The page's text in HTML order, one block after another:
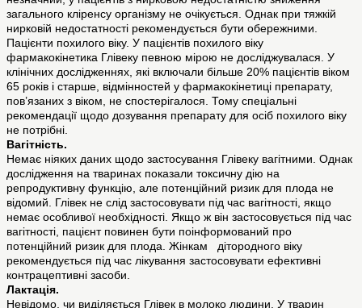
загального кліренсу організму не очікується. Однак при тяжкій
нирковій недостатності рекомендується бути обережними.
Пацієнти похилого віку. У пацієнтів похилого віку
фармакокінетика Глівеку певною мірою не досліджувалася. У
клінічних дослідженнях, які включали більше 20% пацієнтів віком
65 років і старше, відмінностей у фармакокінетиці препарату,
пов’язаних з віком, не спостерігалося. Тому спеціальні
рекомендації щодо дозування препарату для осіб похилого віку
не потрібні.
Вагітність.
Немає ніяких даних щодо застосування Глівеку вагітними. Однак
дослідження на тваринах показали токсичну дію на
репродуктивну функцію, але потенційний ризик для плода не
відомий. Глівек не слід застосовувати під час вагітності, якщо
немає особливої необхідності. Якщо ж він застосовується під час
вагітності, пацієнт повинен бути поінформований про
потенційний ризик для плода. Жінкам дітородного віку
рекомендується під час лікування застосовувати ефективні
контрацептивні засоби.
Лактація.
Невідомо, чи виділяється Глівек в молоко людини. У тварин